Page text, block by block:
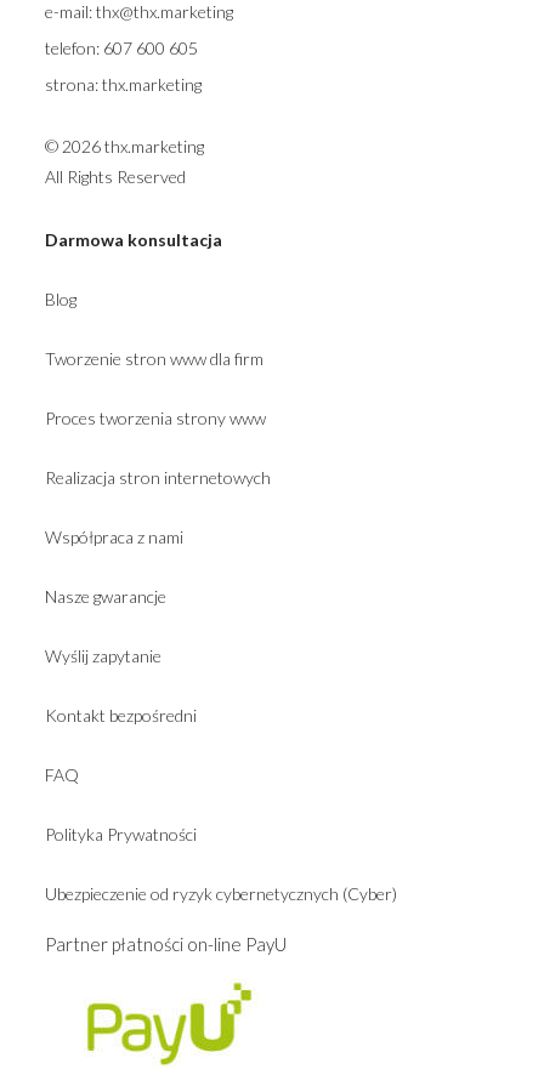
e-mail:thx@thx.marketing
telefon: 607 600 605
strona:thx.marketing
© 2026 thx.marketing
All Rights Reserved
Darmowa konsultacja
Blog
Tworzenie stron www dla firm
Proces tworzenia strony www
Realizacja stron internetowych
Współpraca z nami
Nasze gwarancje
Wyślij zapytanie
Kontakt bezpośredni
FAQ
Polityka Prywatności
Ubezpieczenie od ryzyk cybernetycznych (Cyber)
Partner płatności on-line PayU